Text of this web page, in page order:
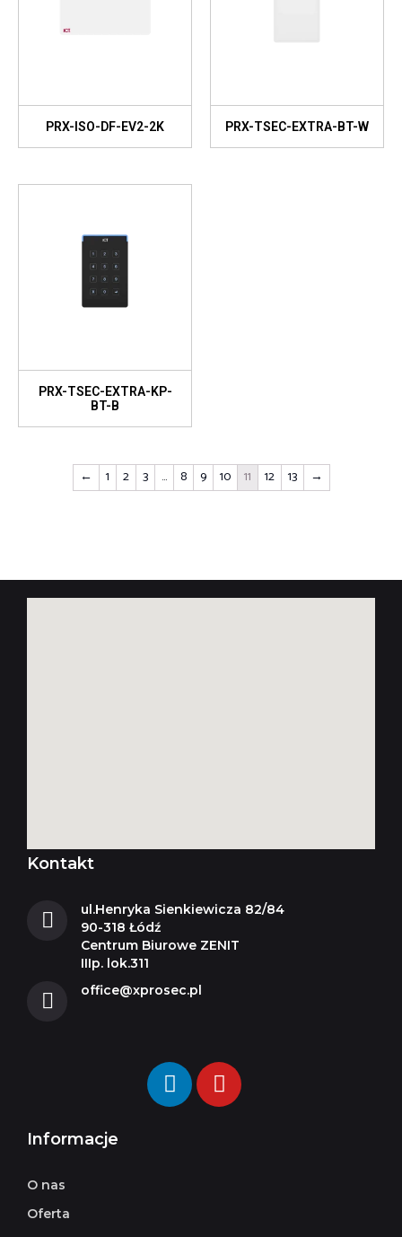
PRX-ISO-DF-EV2-2K PRX-TSEC-EXTRA-BT-W
PRX-TSEC-EXTRA-KP-
BT-B
← 1 2 3 … 8 9 10 11 12 13 →
Kontakt
ul.Henryka Sienkiewicza 82/84
90-318 Łódź
Centrum Biurowe ZENIT
IIIp. lok.311
office@xprosec.pl
Informacje
O nas
Oferta